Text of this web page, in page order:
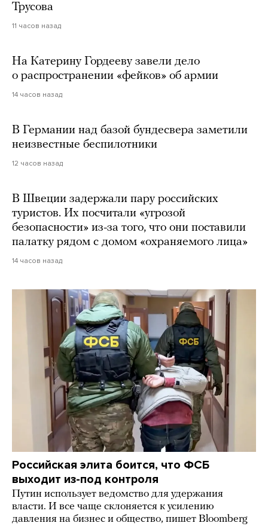
Трусова
11 часов назад
На Катерину Гордееву завели дело
о распространении «фейков» об армии
14 часов назад
В Германии над базой бундесвера заметили
неизвестные беспилотники
12 часов назад
В Швеции задержали пару российских
туристов. Их посчитали «угрозой
безопасности» из-за того, что они поставили
палатку рядом с домом «охраняемого лица»
14 часов назад
Российская элита боится, что ФСБ
выходит из-под контроля
Путин использует ведомство для удержания
власти. И все чаще склоняется к усилению
давления на бизнес и общество, пишет Bloomberg